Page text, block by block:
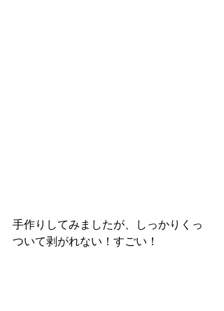
手作りしてみましたが、しっかりくっ
ついて剥がれない！すごい！